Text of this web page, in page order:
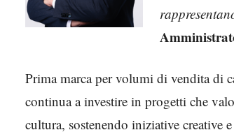
Prima marca per volumi di vendita di
continua a investire in progetti che
cultura, sostenendo iniziative creative